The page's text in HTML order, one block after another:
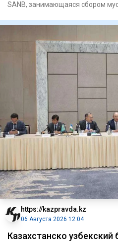
SANB, занимающаяся сбором
https://kazpravda.kz
06 Августа 2026 12:04
Казахстанско